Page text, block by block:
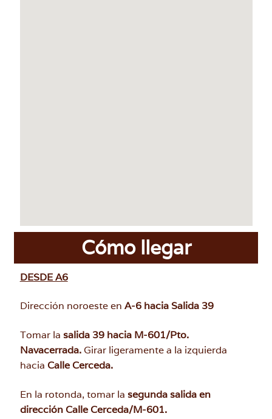
Cómo llegar
DESDE A6
Dirección noroeste en A-6 hacia Salida 39
Tomar la salida 39 hacia M-601/Pto.
Navacerrada.Girar ligeramente a la izquierda
hacia Calle Cerceda.
En la rotonda, tomar la segunda salida en
dirección Calle Cerceda/M-601.